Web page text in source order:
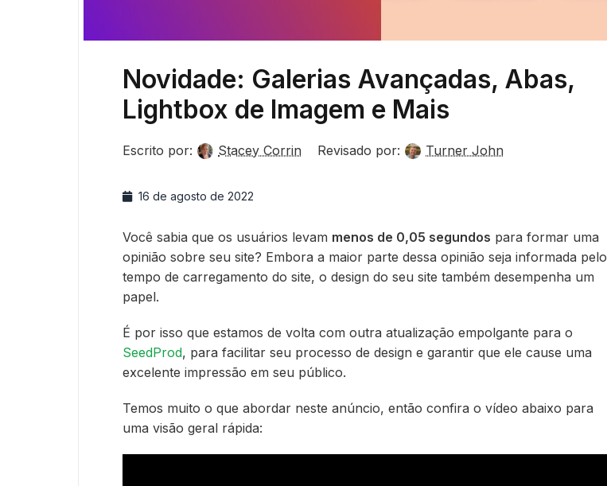
Novidade: Galerias Avançadas, Abas,
Lightbox de Imagem e Mais
Escrito por: Stacey Corrin Revisado por: Turner John
16 de agosto de 2022
Você sabia que os usuários levam menos de 0,05 segundos para formar uma
opinião sobre seu site? Embora a maior parte dessa opinião seja informada pelo
tempo de carregamento do site, o design do seu site também desempenha um
papel.
É por isso que estamos de volta com outra atualização empolgante para o
SeedProd, para facilitar seu processo de design e garantir que ele cause uma
excelente impressão em seu público.
Temos muito o que abordar neste anúncio, então confira o vídeo abaixo para
uma visão geral rápida: